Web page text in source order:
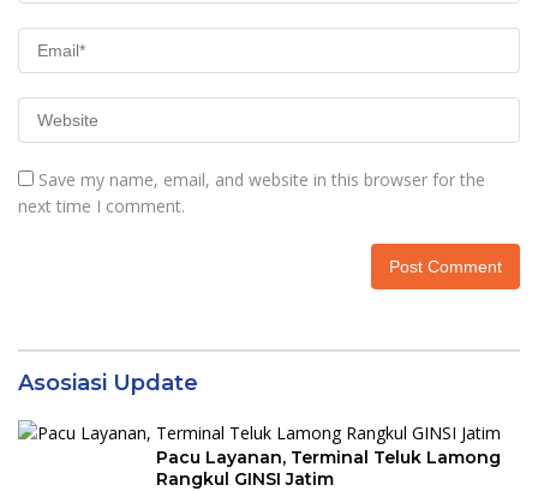
Save my name, email, and website in this browser for the
next time I comment.
Asosiasi Update
Pacu Layanan, Terminal Teluk Lamong
Rangkul GINSI Jatim